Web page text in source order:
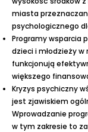
miasta
psychologicznego
Programy wsparcia
dzieci i młodzieży
funkcjonują
większego
Kryzys psychiczny
jest zjawiskiem
Wprowadzanie
w tym zakresie to